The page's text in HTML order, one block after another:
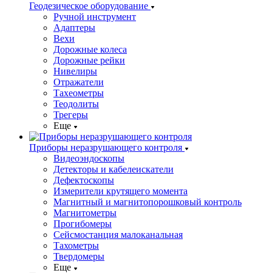
Геодезическое оборудование
Ручной инструмент
Адаптеры
Вехи
Дорожные колеса
Дорожные рейки
Нивелиры
Отражатели
Тахеометры
Теодолиты
Трегеры
Еще
Приборы неразрушающего контроля
Видеоэндоскопы
Детекторы и кабелеискатели
Дефектоскопы
Измерители крутящего момента
Магнитный и магнитопорошковый контроль
Магнитометры
Прогибомеры
Сейсмостанция малоканальная
Тахометры
Твердомеры
Еще